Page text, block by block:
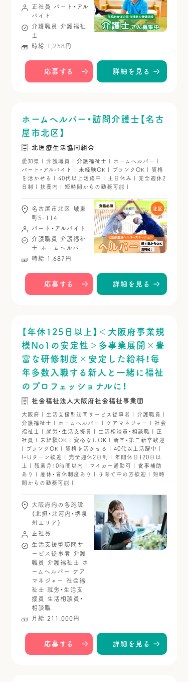
正社員
パート・アル
バイト
介護職員
介護福祉
士
時給 1,258円
応募する 詳細を見る
ホームヘルパー・訪問介護士【名古
屋市北区】
北医療生活協同組合
愛知県 | 介護職員 | 介護福祉士 | ホームヘルパー |
パート・アルバイト | 未経験OK | ブランクOK | 資格
を活かせる | 40代以上活躍中 | 土日休み | 完全週休2
日制 | 扶養内 | 短時間からの勤務可能 |
名古屋市北区 城東
町5-114
パート・アルバイト
介護職員
介護福祉
士
ホームヘルパー
時給 1,687円
応募する 詳細を見る
【年休125日以上】＜大阪府事業規
模No1の安定性＞多事業展開×豊
富な研修制度×安定した給料！毎
年多数入職する新人と一緒に福祉
のプロフェッショナルに！
社会福祉法人大阪府社会福祉事業団
大阪府 | 生活支援型訪問サービス従事者 | 介護職員 |
介護福祉士 | ホームヘルパー | ケアマネジャー | 社会
福祉士 | 就労・生活支援員 | 生活相談員・相談職 | 正
社員 | 未経験OK | 資格なしOK | 新卒・第二新卒歓迎
| ブランクOK | 資格を活かせる | 40代以上活躍中 |
I・Uターン歓迎 | 完全週休2日制 | 年間休日120日以
上 | 残業月10時間以内 | マイカー通勤可 | 食事補助
あり | 産休・育休制度あり | 子育て中の方歓迎 | 短時
間からの勤務可能 |
大阪府内の各施設
（北摂・北河内・堺泉
州エリア）
正社員
生活支援型訪問サ
ービス従事者
介護
職員
介護福祉士
ホ
ームヘルパー
ケア
マネジャー
社会福
祉士
就労・生活支
援員
生活相談員・
相談職
月給 211,000円
応募する 詳細を見る